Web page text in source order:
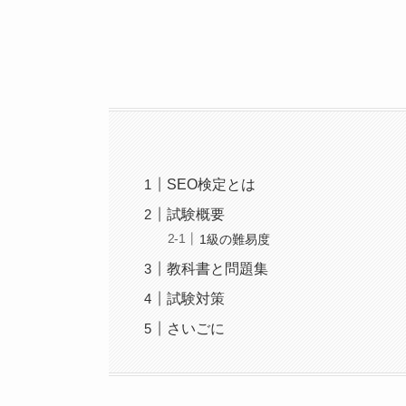
SEO検定とは
試験概要
1級の難易度
教科書と問題集
試験対策
さいごに